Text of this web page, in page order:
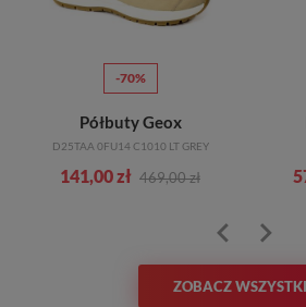
-70%
Półbuty Geox
D25TAA 0FU14 C1010 LT GREY
141,00 zł 469,00 zł
ZOBACZ